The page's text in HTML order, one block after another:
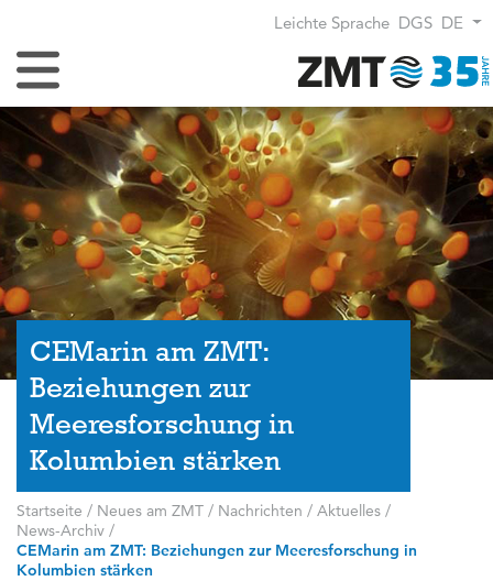
Leichte Sprache DGS DE
Navigation umschalten
CEMarin am ZMT:
Beziehungen zur
Meeresforschung in
Kolumbien stärken
Startseite / Neues am ZMT / Nachrichten / Aktuelles /
News-Archiv /
CEMarin am ZMT: Beziehungen zur Meeresforschung in
Kolumbien stärken